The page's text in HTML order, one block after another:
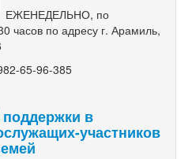
ЕЖЕНЕДЕЛЬНО, по
часов по адресу г. Арамиль,
65-96-385
в
участников